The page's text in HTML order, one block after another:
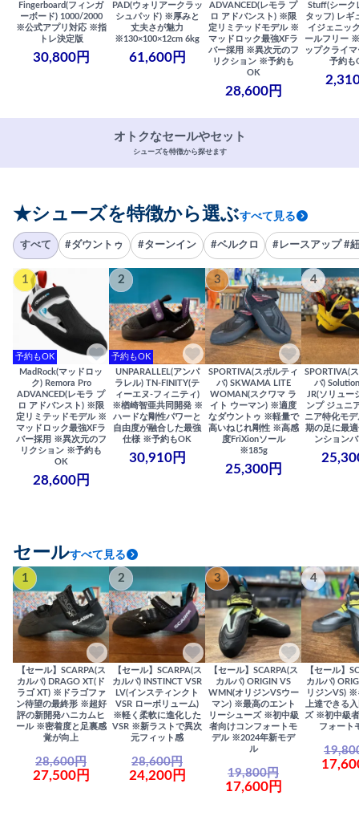
Fingerboard(フィンガ
ーボード) 1000/2000
※公式アプリ対応 ※指
トレ決定版
30,800円
PAD(ウォリアークラッ
シュパッド) ※厚みと
丈夫さが魅力
※130×100×12cm 6kg
61,600円
ADVANCED(レモラ プ
ロ アドバンスト) ※限
定リミテッドモデル ※
マッドロック最強XFラ
バー採用 ※異次元のフ
リクション ※予約も
OK
28,600円
Stuff(シーク
タッフ) レギ
イジェニッ
ールフリー
ップクライ
予約も
オトクなセールやセット
シューズを特徴から探せます
★シューズを特徴から選ぶすべて見る
すべて #ダウントゥ #ターンイン #ベルクロ #レースアップ #
1
予約もOK
MadRock(マッドロッ
ク) Remora Pro
ADVANCED(レモラ プ
ロ アドバンスト) ※限
定リミテッドモデル ※
マッドロック最強XFラ
バー採用 ※異次元のフ
リクション ※予約も
OK
28,600円
2
予約もOK
UNPARALLEL(アンパ
ラレル) TN-FINITY(テ
ィーエヌ-フィニティ)
※楢崎智亜共同開発 ※
ハードな剛性パワーと
自由度が融合した最強
仕様 ※予約もOK
30,910円
3
SPORTIVA(スポルティ
バ) SKWAMA LITE
WOMAN(スクワマ ラ
イト ウーマン) ※適度
なダウントゥ ※軽量で
高いねじれ剛性 ※高感
度FriXionソール
※185g
25,300円
4
SPORTIVA(
バ)
JR(ソリュー
ンプ ジュニ
ニア特化モ
期の足に最
ンション
セールすべて見る
1
【セール】SCARPA(ス
カルパ) DRAGO XT(ド
ラゴ XT) ※ドラゴファ
ン待望の最終形 ※超好
評の新開発ハニカムヒ
ール ※密着度と足裏感
覚が向上
28,600円
27,500円
2
【セール】SCARPA(ス
カルパ) INSTINCT VSR
LV(インスティンクト
VSR ローボリューム)
※軽く柔軟に進化した
VSR ※新ラストで異次
元フィット感
28,600円
24,200円
3
【セール】SCARPA(ス
カルパ) ORIGIN VS
WMN(オリジンVSウー
マン) ※最高のエント
リーシューズ ※初中級
者向けコンフォートモ
デル ※2024年新モデ
ル
19,800円
17,600円
4
【セール】
カルパ)
リジンVS) ※
上達できる
ズ ※初中級
フォート